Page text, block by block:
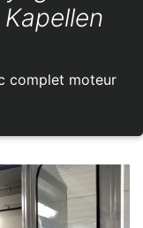
complet moteur